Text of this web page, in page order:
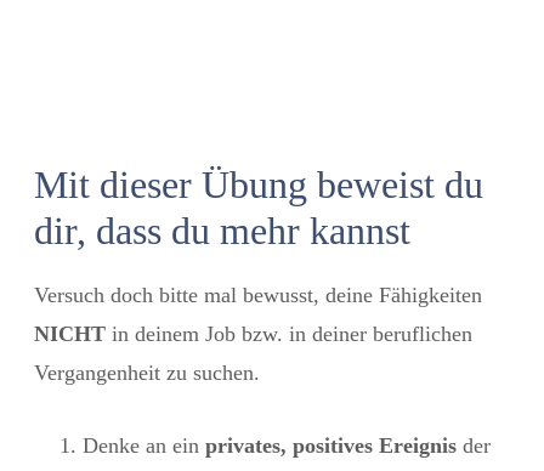
Mit dieser Übung beweist du
dir, dass du mehr kannst
Versuch doch bitte mal bewusst, deine Fähigkeiten
NICHT in deinem Job bzw. in deiner beruflichen
Vergangenheit zu suchen.
Denke an ein privates, positives Ereignis der